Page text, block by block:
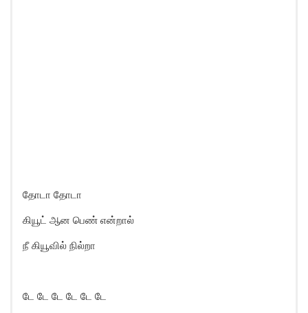
தோடா தோடா
கியூட் ஆன பெண் என்றால்
நீ கியூவில் நில்றா
டே டே டே டே டே டே